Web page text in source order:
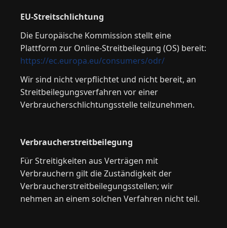
EU-Streitschlichtung
Die Europäische Kommission stellt eine
Plattform zur Online-Streitbeilegung (OS) bereit:
https://ec.europa.eu/consumers/odr/
Wir sind nicht verpflichtet und nicht bereit, an
Streitbeilegungsverfahren vor einer
Verbraucherschlichtungsstelle teilzunehmen.
Verbraucherstreitbeilegung
Für Streitigkeiten aus Verträgen mit
Verbrauchern gilt die Zuständigkeit der
Verbraucherstreitbeilegungsstellen; wir
nehmen an einem solchen Verfahren nicht teil.